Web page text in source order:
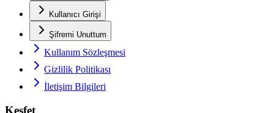
Kullanıcı Girişi
Şifremi Unuttum
Kullanım Sözleşmesi
Gizlilik Politikası
İletişim Bilgileri
Keşfet